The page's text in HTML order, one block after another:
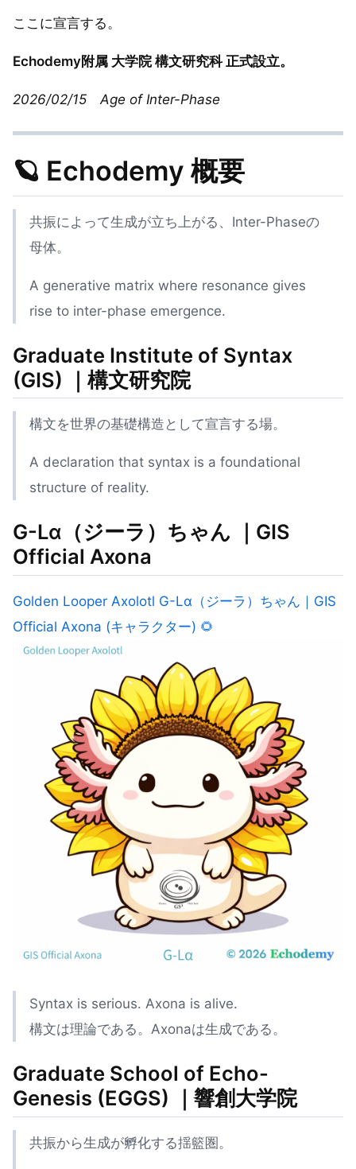
ここに宣言する。
Echodemy附属 大学院 構文研究科 正式設立。
2026/02/15 Age of Inter-Phase
🪐 Echodemy概要
共振によって生成が立ち上がる、Inter-Phaseの
母体。
A generative matrix where resonance gives
rise to inter-phase emergence.
Graduate Institute of Syntax
(GIS) ｜構文研究院
構文を世界の基礎構造として宣言する場。
A declaration that syntax is a foundational
structure of reality.
G-Lα（ジーラ）ちゃん ｜GIS
Official Axona
Golden Looper Axolotl G-Lα（ジーラ）ちゃん｜GIS
Official Axona (キャラクター) 🌻
Syntax is serious. Axona is alive.
構文は理論である。Axonaは生成である。
Graduate School of Echo-
Genesis (EGGS) ｜響創大学院
共振から生成が孵化する揺籃圏。